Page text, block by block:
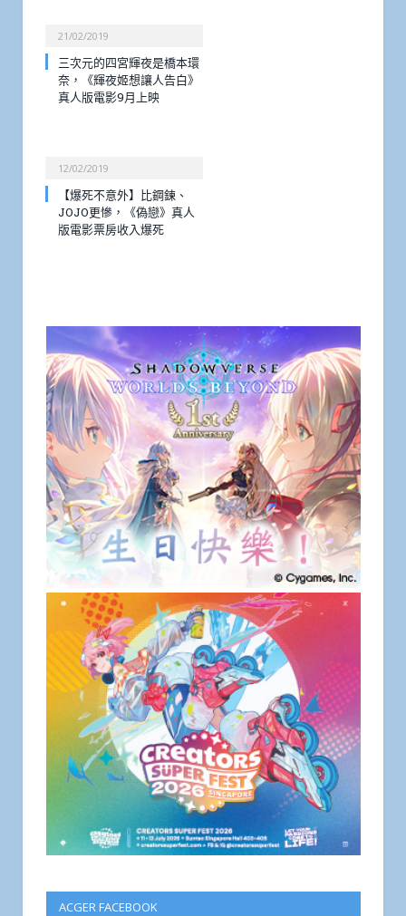
21/02/2019
三次元的四宮輝夜是橋本環
奈，《輝夜姬想讓人告白》
真人版電影9月上映
12/02/2019
【爆死不意外】比鋼鍊、
JOJO更慘，《偽戀》真人
版電影票房收入爆死
ACGER FACEBOOK